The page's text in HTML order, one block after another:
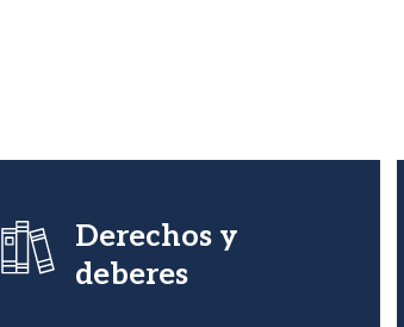
Imagen Derechos y
deberes